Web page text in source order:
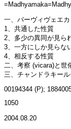
一、バーヴィヴェエ
1、共通した性質
2、多少の異同が見ら
3、一方にしか見らな
4、相反する性質
二、考察 (vicara)と世
三、チャンドラキー
00194344 (P);
1050
2004.08.20